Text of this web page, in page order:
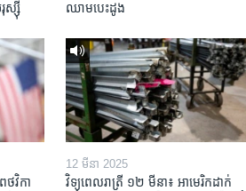
ស្ស៊ី
ឈាម​បេះដូង
ថវិកា​
12 មីនា 2025
វិទ្យុពេលរាត្រី ១២ មីនា៖ អាមេរិក​ដាក់​